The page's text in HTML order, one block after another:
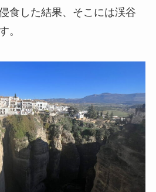
食した結果、そこには渓谷
。